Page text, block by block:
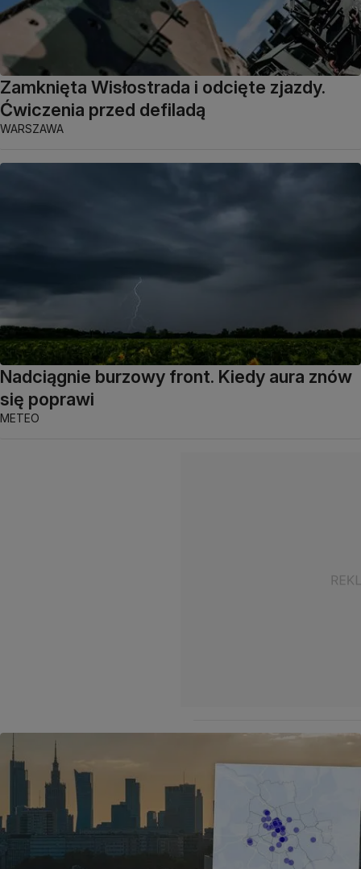
Zamknięta Wisłostrada i odcięte zjazdy.
Ćwiczenia przed defiladą
WARSZAWA
Nadciągnie burzowy front. Kiedy aura znów
się poprawi
METEO